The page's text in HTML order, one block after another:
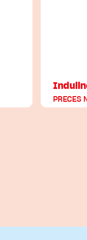
PRECES